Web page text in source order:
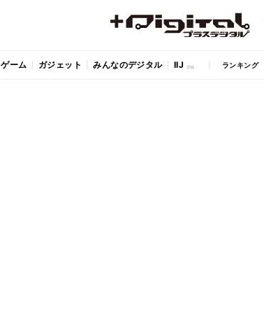
ゲーム ガジェット みんなのデジタル IIJ ランキング